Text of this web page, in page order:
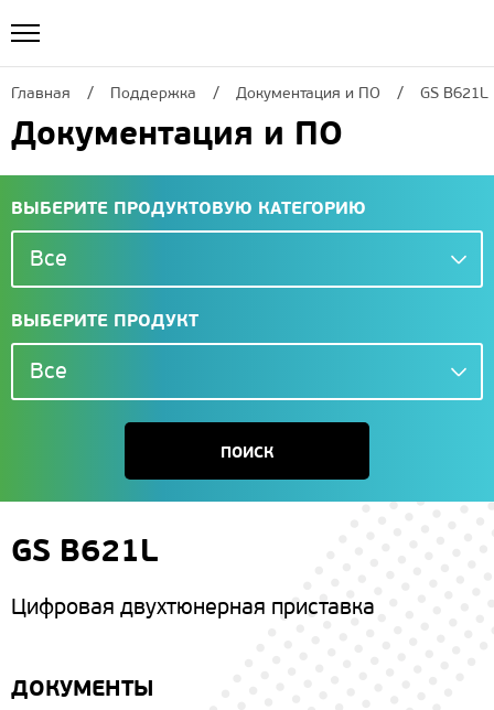
Главная Поддержка Документация и ПО GS B621L
Документация и ПО
ВЫБЕРИТЕ ПРОДУКТОВУЮ КАТЕГОРИЮ
Все
ВЫБЕРИТЕ ПРОДУКТ
Все
ПОИСК
GS B621L
Цифровая двухтюнерная приставка
ДОКУМЕНТЫ